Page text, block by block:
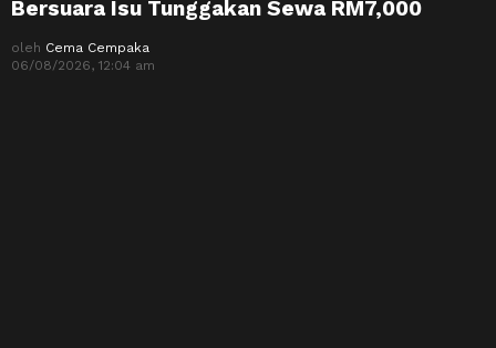
Bersuara Isu Tunggakan Sewa RM7,000
oleh Cema Cempaka
06/08/2026, 12:04 am